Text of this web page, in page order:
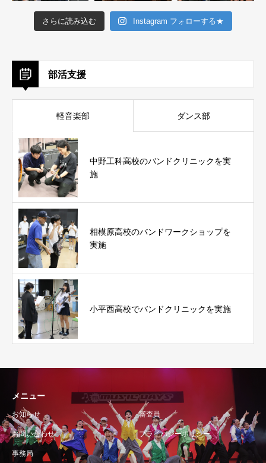
さらに読み込む Instagram フォローする★
部活支援
軽音楽部 ダンス部
中野工科高校のバンドクリニックを実
施
相模原高校のバンドワークショップを
実施
小平西高校でバンドクリニックを実施
メニュー
お知らせ 審査員
お問い合わせ プライバシーポリシー
事務局